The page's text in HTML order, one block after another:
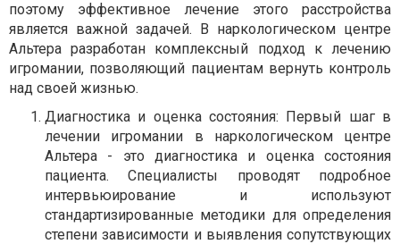
поэтому эффективное лечение этого расстройства
является важной задачей. В наркологическом центре
Альтера разработан комплексный подход к лечению
игромании, позволяющий пациентам вернуть контроль
над своей жизнью.
Диагностика и оценка состояния: Первый шаг в
лечении игромании в наркологическом центре
Альтера - это диагностика и оценка состояния
пациента. Специалисты проводят подробное
интервьюирование и используют
стандартизированные методики для определения
степени зависимости и выявления сопутствующих